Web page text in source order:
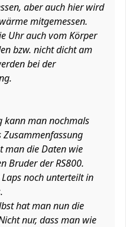
aber auch hier wird
mitgemessen.
Uhr auch vom Körper
bzw. nicht dicht am
bei der
kann man nochmals
man die Daten wie
Bruder der RS800.
noch unterteilt in
hat man nun die
nur, dass man wie